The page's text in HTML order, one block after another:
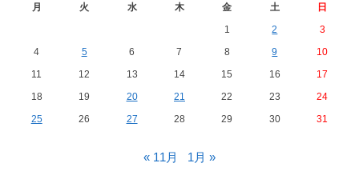
月
火 水 木 金 土
日
1
2
3
4
5 6 7 8 9
10
11
12 13 14 15 16
17
18
19 20 21 22 23
24
25
26 27 28 29 30 31
« 11月 1月 »